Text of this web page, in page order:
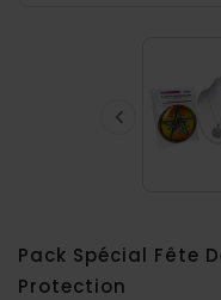

Pack Spécial Fête
Protection